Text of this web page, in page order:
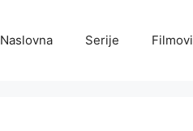
Naslovna Serije Filmovi